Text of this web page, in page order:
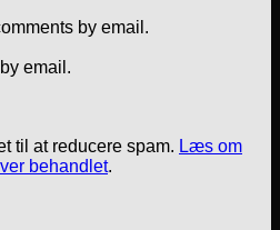
by email.
email.
til at reducere spam. Læs om
behandlet.